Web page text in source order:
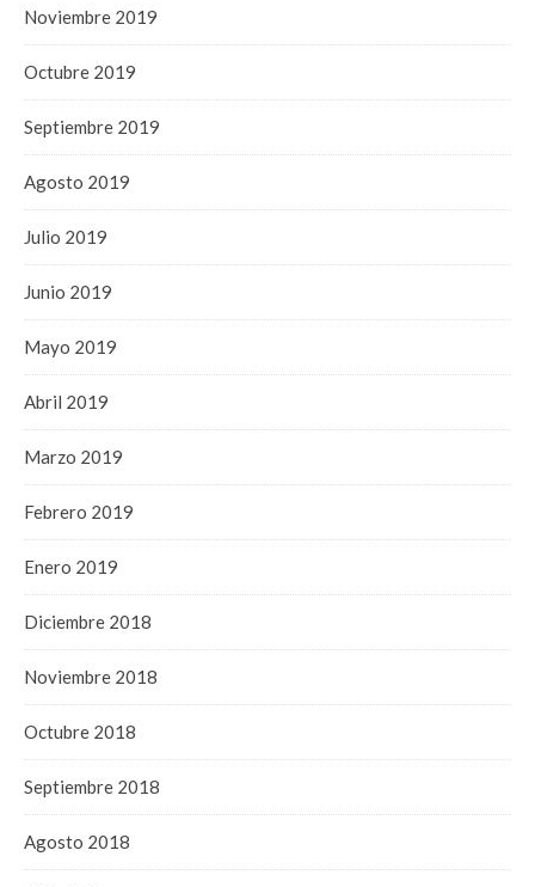
Noviembre 2019
Octubre 2019
Septiembre 2019
Agosto 2019
Julio 2019
Junio 2019
Mayo 2019
Abril 2019
Marzo 2019
Febrero 2019
Enero 2019
Diciembre 2018
Noviembre 2018
Octubre 2018
Septiembre 2018
Agosto 2018